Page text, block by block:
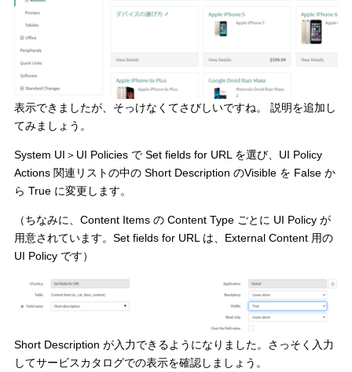
表示できましたが、そっけなくてさびしいですね。 説明を追加し
てみましょう。
System UI＞UI Policies で Set fields for URL を選び、UI Policy
Actions 関連リストの中の Short Description のVisible を False か
ら True に変更します。
（ちなみに、Content Items の Content Type ごとに UI Policy が
用意されています。Set fields for URL は、External Content 用の
UI Policy です）
Short Description が入力できるようになりました。さっそく入力
してサービスカタログでの表示を確認しましょう。